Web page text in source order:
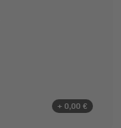
+ 0,00 €